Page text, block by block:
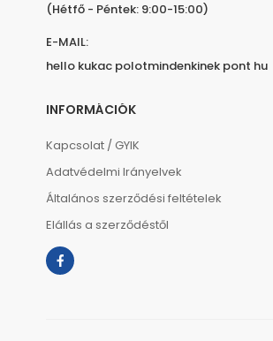
(Hétfő - Péntek: 9:00-15:00)
E-MAIL:
hello kukac polotmindenkinek pont hu
INFORMÁCIÓK
Kapcsolat / GYIK
Adatvédelmi Irányelvek
Általános szerződési feltételek
Elállás a szerződéstől